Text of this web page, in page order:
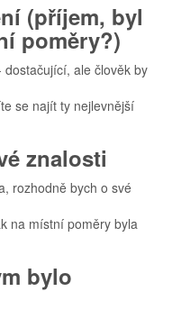
(příjem, byl
poměry?)
ale člověk by
se najít ty nejlevnější
znalosti
rozhodně bych o své
na místní poměry byla
bylo